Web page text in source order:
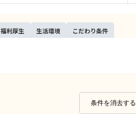
福利厚生 生活環境 こだわり条件
条件を消去する